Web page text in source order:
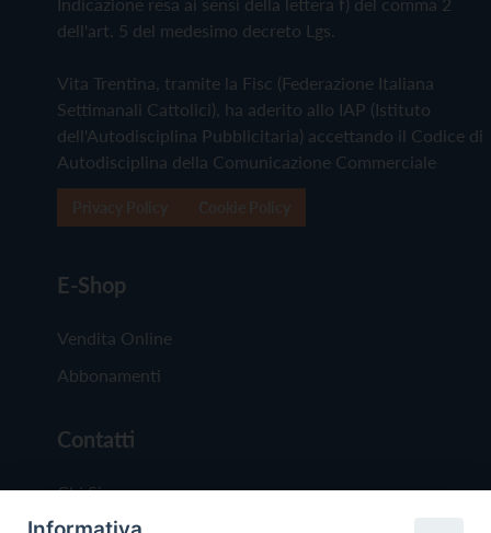
dell'art. 5 del medesimo decreto Lgs.
Vita Trentina, tramite la Fisc (Federazione Italiana
Settimanali Cattolici), ha aderito allo IAP (Istituto
dell'Autodisciplina Pubblicitaria) accettando il Codice di
Autodisciplina della Comunicazione Commerciale
E-Shop
Vendita Online
Abbonamenti
Contatti
Chi Siamo